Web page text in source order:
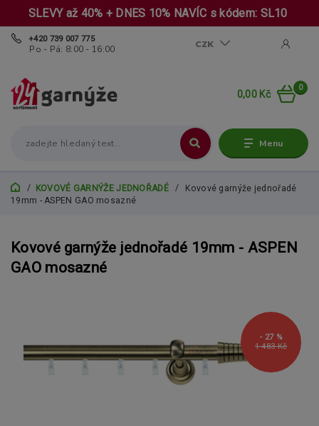
SLEVY až 40% + DNES 10% NAVÍC s kódem: SL10
Menu
CZK
+420 739 007 775
Po - Pá: 8:00 - 16:00
0
0,00 Kč
KOVOVÉ GARNÝŽE JEDNOŘADÉ
Kovové garnýže jednořadé
19mm - ASPEN GAO mosazné
Kovové garnýže jednořadé 19mm - ASPEN
GAO mosazné
1 483 Kč
- 27 %